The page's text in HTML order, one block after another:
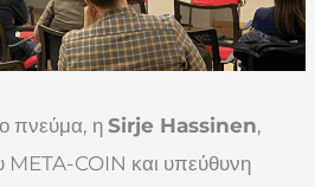
πνεύμα, η Sirje Hassinen,
META-COIN και υπεύθυνη